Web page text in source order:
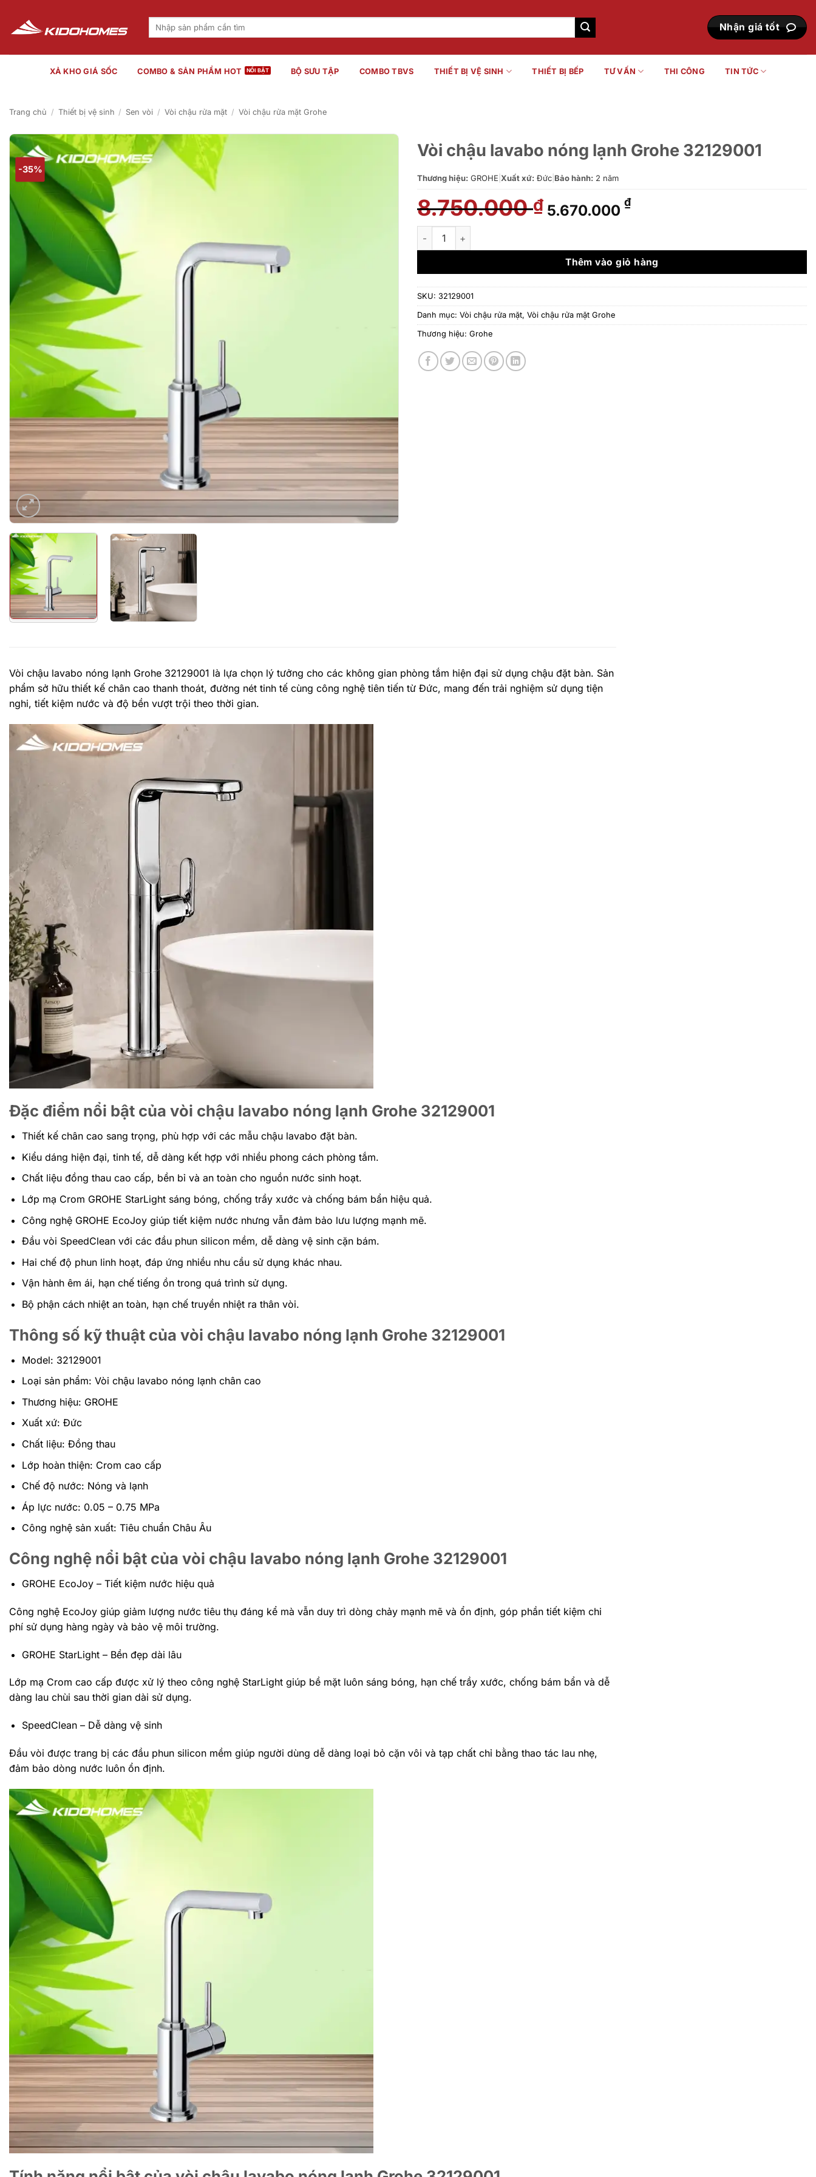
nội
dung
Tìm
Nhận giá tốt
XẢ KHO GIÁ SỐC COMBO & SẢN PHẨM HOT BỘ SƯU TẬP COMBO TBVS THIẾT BỊ VỆ SINH THIẾT BỊ BẾP TƯ VẤN THI CÔNG TIN TỨC
Trang chủ / Thiết bị vệ sinh / Sen vòi / Vòi chậu rửa mặt / Vòi chậu rửa mặt Grohe
-35%
Vòi chậu lavabo nóng lạnh Grohe 32129001
Thương hiệu: GROHE Xuất xứ: Đức Bảo hành: 2 năm
8.750.000₫ Giá
gốc
8.750.000 ₫.
5.670.000 ₫Giá
là:
5.670.000 ₫.
Vòi chậu lavabo nóng lạnh Grohe 32129001 số lượng
Thêm vào giỏ hàng
SKU: 32129001
Danh mục: Vòi chậu rửa mặt, Vòi chậu rửa mặt Grohe
Thương hiệu: Grohe
Vòi chậu lavabo nóng lạnh Grohe 32129001 là lựa chọn lý tưởng cho các không gian phòng tắm hiện đại sử dụng chậu đặt bàn. Sản
phẩm sở hữu thiết kế chân cao thanh thoát, đường nét tinh tế cùng công nghệ tiên tiến từ Đức, mang đến trải nghiệm sử dụng tiện
nghi, tiết kiệm nước và độ bền vượt trội theo thời gian.
Đặc điểm nổi bật của vòi chậu lavabo nóng lạnh Grohe 32129001
Thiết kế chân cao sang trọng, phù hợp với các mẫu chậu lavabo đặt bàn.
Kiểu dáng hiện đại, tinh tế, dễ dàng kết hợp với nhiều phong cách phòng tắm.
Chất liệu đồng thau cao cấp, bền bỉ và an toàn cho nguồn nước sinh hoạt.
Lớp mạ Crom GROHE StarLight sáng bóng, chống trầy xước và chống bám bẩn hiệu quả.
Công nghệ GROHE EcoJoy giúp tiết kiệm nước nhưng vẫn đảm bảo lưu lượng mạnh mẽ.
Đầu vòi SpeedClean với các đầu phun silicon mềm, dễ dàng vệ sinh cặn bám.
Hai chế độ phun linh hoạt, đáp ứng nhiều nhu cầu sử dụng khác nhau.
Vận hành êm ái, hạn chế tiếng ồn trong quá trình sử dụng.
Bộ phận cách nhiệt an toàn, hạn chế truyền nhiệt ra thân vòi.
Thông số kỹ thuật của vòi chậu lavabo nóng lạnh Grohe 32129001
Model: 32129001
Loại sản phẩm: Vòi chậu lavabo nóng lạnh chân cao
Thương hiệu: GROHE
Xuất xứ: Đức
Chất liệu: Đồng thau
Lớp hoàn thiện: Crom cao cấp
Chế độ nước: Nóng và lạnh
Áp lực nước: 0.05 – 0.75 MPa
Công nghệ sản xuất: Tiêu chuẩn Châu Âu
Công nghệ nổi bật của vòi chậu lavabo nóng lạnh Grohe 32129001
GROHE EcoJoy – Tiết kiệm nước hiệu quả
Công nghệ EcoJoy giúp giảm lượng nước tiêu thụ đáng kể mà vẫn duy trì dòng chảy mạnh mẽ và ổn định, góp phần tiết kiệm chi
phí sử dụng hàng ngày và bảo vệ môi trường.
GROHE StarLight – Bền đẹp dài lâu
Lớp mạ Crom cao cấp được xử lý theo công nghệ StarLight giúp bề mặt luôn sáng bóng, hạn chế trầy xước, chống bám bẩn và dễ
dàng lau chùi sau thời gian dài sử dụng.
SpeedClean – Dễ dàng vệ sinh
Đầu vòi được trang bị các đầu phun silicon mềm giúp người dùng dễ dàng loại bỏ cặn vôi và tạp chất chỉ bằng thao tác lau nhẹ,
đảm bảo dòng nước luôn ổn định.